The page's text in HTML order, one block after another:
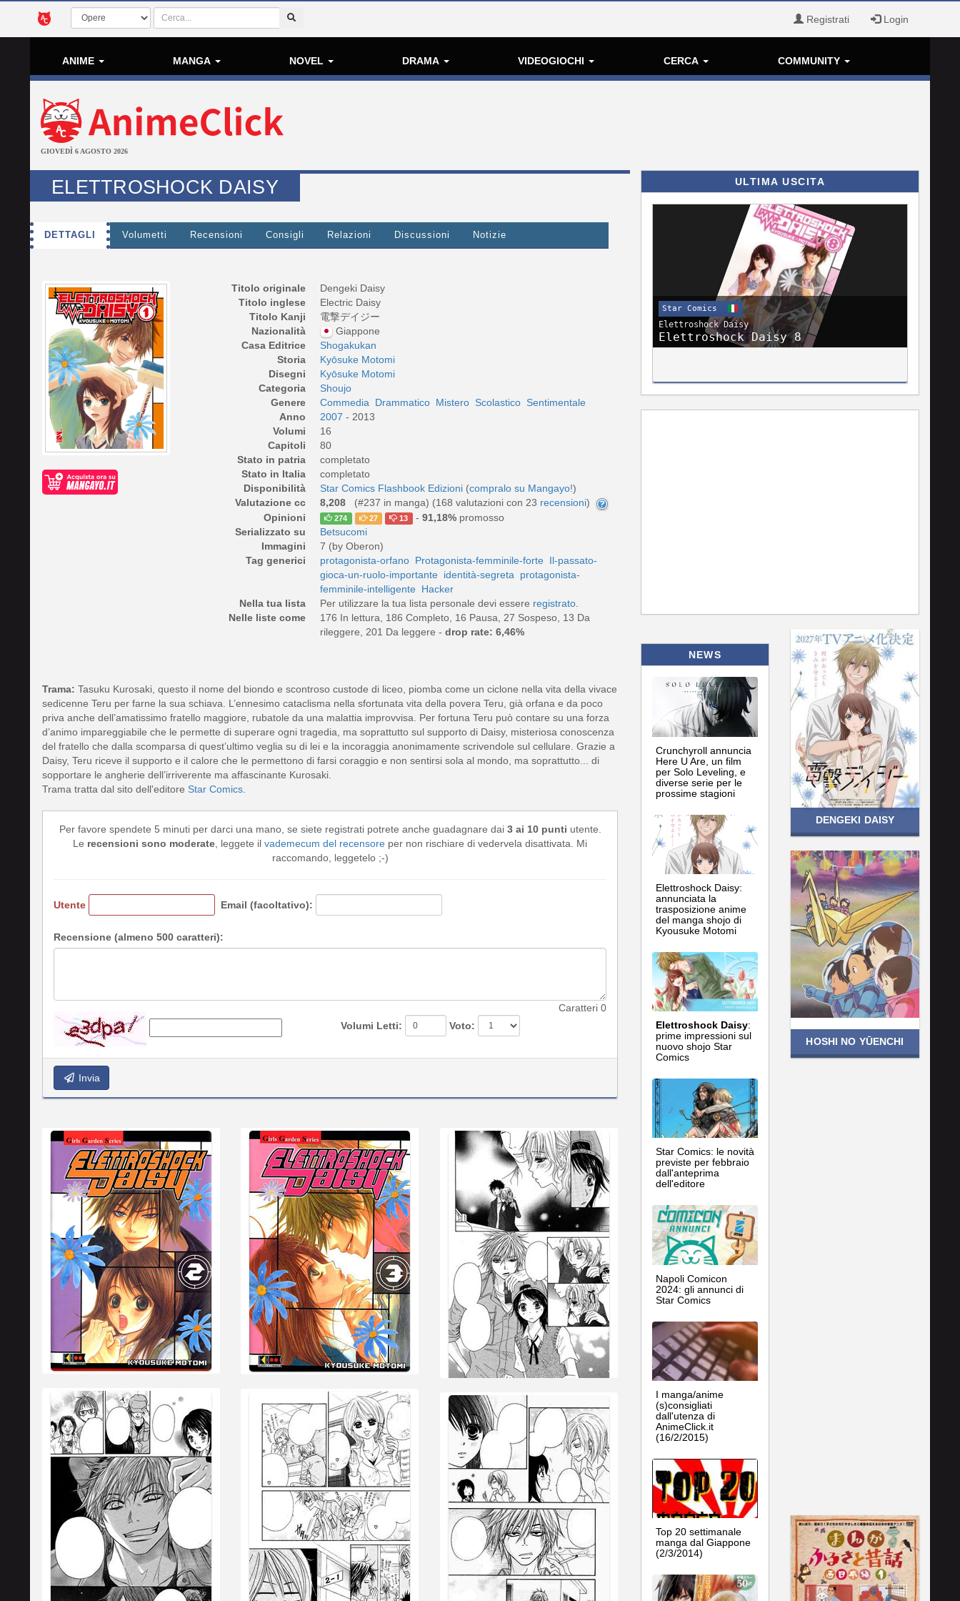
Registrati Login
ANIME MANGA NOVEL DRAMA VIDEOGIOCHI CERCA COMMUNITY
GIOVEDÌ 6 AGOSTO 2026
ELETTROSHOCK DAISY
DETTAGLI Volumetti Recensioni Consigli Relazioni Discussioni Notizie
Titolo originale
Dengeki Daisy
Titolo inglese
Electric Daisy
Titolo Kanji
電撃デイジー
Nazionalità
Giappone
Casa Editrice
Shogakukan
Storia
Kyōsuke Motomi
Disegni
Kyōsuke Motomi
Categoria
Shoujo
Genere
Commedia Drammatico Mistero Scolastico Sentimentale
Anno
2007 - 2013
Volumi
16
Capitoli
80
Stato in patria
completato
Stato in Italia
completato
Disponibilità
Star Comics Flashbook Edizioni (compralo su Mangayo!)
Valutazione cc
8,208 (#237 in manga) (168 valutazioni con 23 recensioni)
Opinioni
274 27 13 - 91,18%promosso
Serializzato su
Betsucomi
Immagini
7 (by Oberon)
Tag generici
protagonista-orfano Protagonista-femminile-forte Il-passato-
gioca-un-ruolo-importante identità-segreta
protagonista-
femminile-intelligente Hacker
Nella tua lista
Per utilizzare la tua lista personale devi essere registrato
Nelle liste come
176 In lettura, 186 Completo, 16 Pausa, 27 Sospeso, 13 Da
rileggere, 201 Da leggere - drop rate: 6,46%
Trama: Tasuku Kurosaki, questo il nome del biondo e scontroso custode di liceo, piomba come un ciclone nella vita della vivace
sedicenne Teru per farne la sua schiava. L’ennesimo cataclisma nella sfortunata vita della povera Teru, già orfana e da poco
priva anche dell’amatissimo fratello maggiore, rubatole da una malattia improvvisa. Per fortuna Teru può contare su una forza
d’animo impareggiabile che le permette di superare ogni tragedia, ma soprattutto sul supporto di Daisy, misteriosa conoscenza
del fratello che dalla scomparsa di quest’ultimo veglia su di lei e la incoraggia anonimamente scrivendole sul cellulare. Grazie a
Daisy, Teru riceve il supporto e il calore che le permettono di farsi coraggio e non sentirsi sola al mondo, ma soprattutto... di
sopportare le angherie dell’irriverente ma affascinante Kurosaki.
Trama tratta dal sito dell'editore Star Comics
Per favore spendete 5 minuti per darci una mano, se siete registrati potrete anche guadagnare dai 3 ai 10 punti utente.
Le recensioni sono moderate , leggete il vademecum del recensore per non rischiare di vedervela disattivata. Mi
raccomando, leggetelo ;-)
Utente Email (facoltativo):
Recensione (almeno 500 caratteri):
Caratteri 0
Volumi Letti:
Voto:
Invia
ULTIMA USCITA
Star Comics
Elettroshock Daisy
Elettroshock Daisy 8
NEWS
Crunchyroll annuncia
Here U Are, un film
per Solo Leveling, e
diverse serie per le
prossime stagioni
Elettroshock Daisy:
annunciata la
trasposizione anime
del manga shojo di
Kyousuke Motomi
Elettroshock Daisy:
prime impressioni sul
nuovo shojo Star
Comics
Star Comics: le novità
previste per febbraio
dall'anteprima
dell'editore
Napoli Comicon
2024: gli annunci di
Star Comics
I manga/anime
(s)consigliati
dall'utenza di
AnimeClick.it
(16/2/2015)
Top 20 settimanale
manga dal Giappone
(2/3/2014)
DENGEKI DAISY
HOSHI NO YŪENCHI